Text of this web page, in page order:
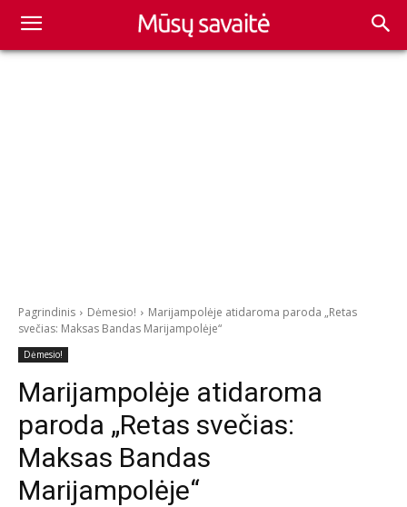
Pagrindinis Dėmesio!
Marijampolėje atidaroma paroda „Retas
svečias: Maksas Bandas Marijampolėje“
Dėmesio!
Marijampolėje atidaroma
paroda „Retas svečias:
Maksas Bandas
Marijampolėje“